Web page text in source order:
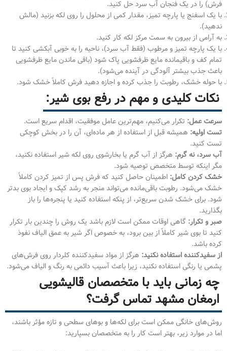
فرش) را در یک فنجان آب سرد حل کنید.
با یک اسفنج یا پارچه تمیز، مقدار کمی از محلول را روی لکه بزنید (مالش
ندهید).
به آرامی از بیرون به سمت مرکز لکه کار کنید.
با یک پارچه تمیز و مرطوب (فقط آب سرد)، ناحیه را به خوبی آبکشی کنید تا
تمام کف و باقیمانده مایع ظرفشویی پاک شود (باقی ماندن مایع ظرفشویی
باعث جذب بیشتر آلودگی در آینده می‌شود).
با حوله خشک، رطوبت را جذب کرده و اجازه دهید فرش کاملاً خشک شود.
نکات کلیدی و مهم در رفع بوی شیر:
سرعت عمل: تکرار می‌کنیم، مهم‌ترین عامل موفقیت، اقدام سریع است.
تست اولیه: همیشه قبل از استفاده از هر ماده‌ای، آن را در بخش کوچکی
تست کنید.
آب سرد، نه گرم: هرگز از آب گرم یا بخارشوی روی لکه شیر استفاده نکنید،
مگر اینکه توسط متخصص توصیه شود.
خشک کردن کامل: اطمینان حاصل کنید که فرش پس از تمیز کردن کاملاً
خشک می‌شود. رطوبت باقی‌مانده می‌تواند منجر به رشد کپک و ایجاد بوی بدتر
شود. برای خشک شدن سریع‌تر، از پنکه استفاده کنید یا پنجره‌ها را باز
بگذارید.
صبر و تکرار: گاهی اوقات ممکن است لازم باشد یک روش را چندین بار تکرار
کنید تا بوی شیر کاملاً از بین برود، به خصوص اگر شیر به عمق الیاف نفوذ
کرده باشد.
از سفیدکننده استفاده نکنید: هرگز از مواد سفیدکننده کلردار روی فرش‌های
پشمی یا رنگی استفاده نکنید، زیرا باعث آسیب دائمی به رنگ و الیاف می‌شود.
چه زمانی باید با متخصصان قالیشویی
ارمغان مشهد تماس گرفت؟
روش‌های خانگی ممکن است برای لکه‌ها و بوهای سطحی و تازه مؤثر باشند،
اما در موارد زیر، بهتر است کار را به متخصصان بسپارید: